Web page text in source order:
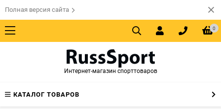
Полная версия сайта
0
Интернет-магазин спорттоваров
КАТАЛОГ ТОВАРОВ